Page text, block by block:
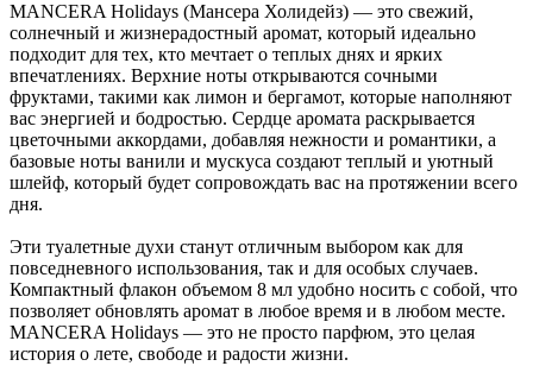
MANCERA Holidays (Мансера Холидейз) — это свежий,
солнечный и жизнерадостный аромат, который идеально
подходит для тех, кто мечтает о теплых днях и ярких
впечатлениях. Верхние ноты открываются сочными
фруктами, такими как лимон и бергамот, которые наполняют
вас энергией и бодростью. Сердце аромата раскрывается
цветочными аккордами, добавляя нежности и романтики, а
базовые ноты ванили и мускуса создают теплый и уютный
шлейф, который будет сопровождать вас на протяжении всего
дня.
Эти туалетные духи станут отличным выбором как для
повседневного использования, так и для особых случаев.
Компактный флакон объемом 8 мл удобно носить с собой, что
позволяет обновлять аромат в любое время и в любом месте.
MANCERA Holidays — это не просто парфюм, это целая
история о лете, свободе и радости жизни.